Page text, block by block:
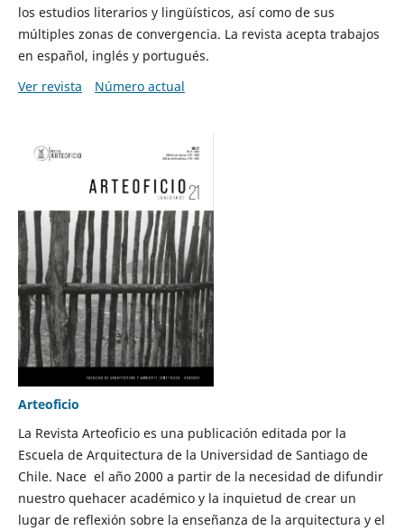
los estudios literarios y lingüísticos, así como de sus
múltiples zonas de convergencia. La revista acepta trabajos
en español, inglés y portugués.
Ver revista
Número actual
Arteoficio
La Revista Arteoficio es una publicación editada por la
Escuela de Arquitectura de la Universidad de Santiago de
Chile. Nace el año 2000 a partir de la necesidad de difundir
nuestro quehacer académico y la inquietud de crear un
lugar de reflexión sobre la enseñanza de la arquitectura y el